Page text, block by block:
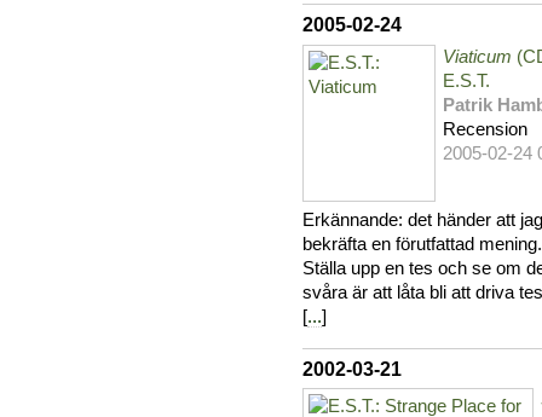
2005-02-24
Viaticum
E.S.T.
Patrik
Recension
2005-02-24
Erkännande: det händer att
bekräfta en förutfattad
Ställa upp en tes och se om
svåra är att låta bli att driva
[...]
2002-03-21